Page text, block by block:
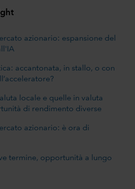
azionario: espansione del
accantonata, in stallo, o con
locale e quelle in valuta
di rendimento diverse
azionario: è ora di
termine, opportunità a lungo